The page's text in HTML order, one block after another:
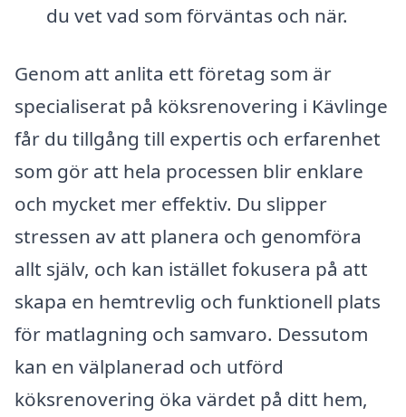
du vet vad som förväntas och när.
Genom att anlita ett företag som är
specialiserat på köksrenovering i Kävlinge
får du tillgång till expertis och erfarenhet
som gör att hela processen blir enklare
och mycket mer effektiv. Du slipper
stressen av att planera och genomföra
allt själv, och kan istället fokusera på att
skapa en hemtrevlig och funktionell plats
för matlagning och samvaro. Dessutom
kan en välplanerad och utförd
köksrenovering öka värdet på ditt hem,